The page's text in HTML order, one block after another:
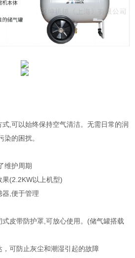
式,可以始终保持空气清洁。无需日常的润
染的困扰。
维护周期
果(2.2KW以上机型)
器,便于管理
式皮带防护罩,可放心使用。 (储气罐搭载
可防止灰尘和潮湿引起的故障